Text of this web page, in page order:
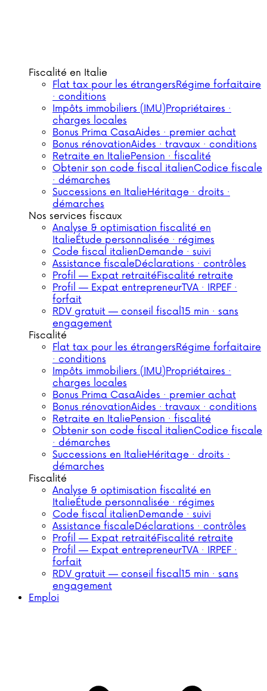
Fiscalité en Italie
Flat tax pour les étrangersRégime forfaitaire
· conditions
Impôts immobiliers (IMU)Propriétaires ·
charges locales
Bonus Prima CasaAides · premier achat
Bonus rénovationAides · travaux · conditions
Retraite en ItaliePension · fiscalité
Obtenir son code fiscal italienCodice fiscale
· démarches
Successions en ItalieHéritage · droits ·
démarches
Nos services fiscaux
Analyse & optimisation fiscalité en
ItalieÉtude personnalisée · régimes
Code fiscal italienDemande · suivi
Assistance fiscaleDéclarations · contrôles
Profil — Expat retraitéFiscalité retraite
Profil — Expat entrepreneurTVA · IRPEF ·
forfait
RDV gratuit — conseil fiscal15 min · sans
engagement
Fiscalité
Flat tax pour les étrangersRégime forfaitaire
· conditions
Impôts immobiliers (IMU)Propriétaires ·
charges locales
Bonus Prima CasaAides · premier achat
Bonus rénovationAides · travaux · conditions
Retraite en ItaliePension · fiscalité
Obtenir son code fiscal italienCodice fiscale
· démarches
Successions en ItalieHéritage · droits ·
démarches
Fiscalité
Analyse & optimisation fiscalité en
ItalieÉtude personnalisée · régimes
Code fiscal italienDemande · suivi
Assistance fiscaleDéclarations · contrôles
Profil — Expat retraitéFiscalité retraite
Profil — Expat entrepreneurTVA · IRPEF ·
forfait
RDV gratuit — conseil fiscal15 min · sans
engagement
Emploi